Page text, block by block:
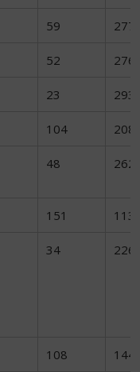
59 277
52 276
23 293
104 208
48 262
151 113
34 226
108 144